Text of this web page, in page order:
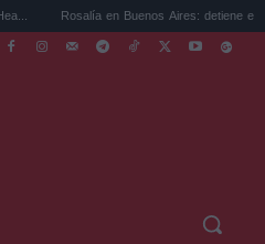
Rosalía en Buenos Aires: detiene el tráfico y